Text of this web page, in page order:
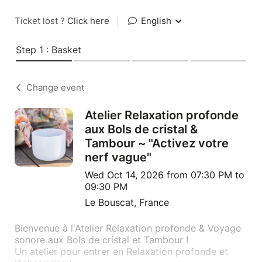
Ticket lost ? Click here English
Step 1 : Basket
Change event
Atelier Relaxation profonde
aux Bols de cristal &
Tambour ~ "Activez votre
nerf vague"
Wed Oct 14, 2026 from 07:30 PM to
09:30 PM
Le Bouscat, France
Bienvenue à l'Atelier Relaxation profonde & Voyage
sonore aux Bols de cristal et Tambour !
Un atelier pour entrer en Relaxation profonde et